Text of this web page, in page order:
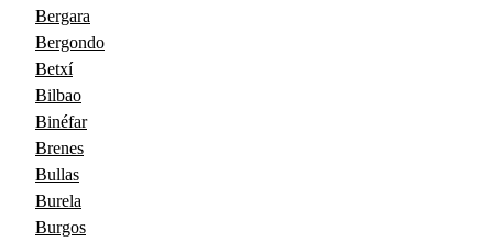
Bergara
Bergondo
Betxí
Bilbao
Binéfar
Brenes
Bullas
Burela
Burgos